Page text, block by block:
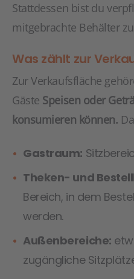
Stattdessen bist du
mitgebrachte Behälter
Was zählt zur
Zur Verkaufsfläche
Gäste Speisen oder
konsumieren können.
Gastraum:
Theken- und
Bereich, in dem
werden.
Außenbereiche:
zugängliche